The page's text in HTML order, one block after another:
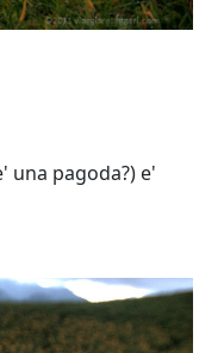
una pagoda?) e'